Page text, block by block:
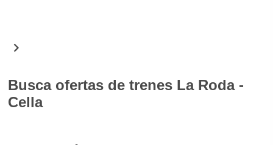
simple búsqueda encontrarás todos los horarios de
el que mejor se adapte a tus necesidades
reservando con seguridad. Descargando el App
Busca ofertas de trenes La Roda -
Cella